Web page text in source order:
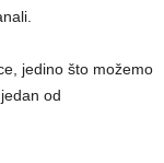
jedino što možemo
od